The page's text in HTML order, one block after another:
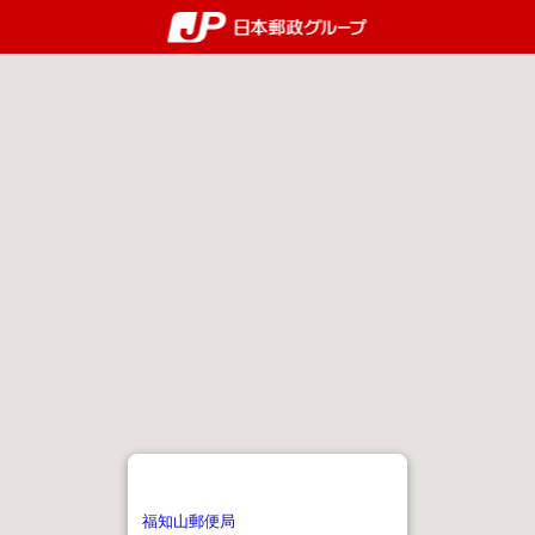
郵便局・日本郵政グループ
福知山郵便局